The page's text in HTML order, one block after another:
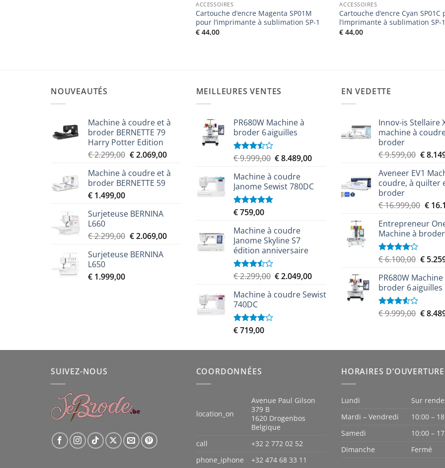
ACCESSOIRES
Cartouche d’encre Magenta SP01M
pour l’imprimante à sublimation SP-1
€ 44,00
ACCESSOIRES
Cartouche d’encre Cyan SP01C
l’imprimante à sublimation SP-
€ 44,00
NOUVEAUTÉS
Machine à coudre et à
broder BERNETTE 79
Harry Potter Edition
€2.299,00 Le
initial
était :
€2.069,00Le
actuel
€ 2.069,00.
Machine à coudre et à
broder BERNETTE 59
€ 1.499,00
Surjeteuse BERNINA
L660
€2.299,00 Le
initial
€2.069,00Le
Surjeteuse BERNINA
L650
€ 1.999,00
MEILLEURES VENTES
PR680W Machine à
broder 6 aiguilles
Note
5
€9.999,00 Le
initial
était :
€8.489,00Le
est :
€ 8.489,00.
Machine à coudre
Janome Sewist 780DC
Note5.00
€759,00
Machine à coudre
Janome Skyline S7
édition anniversaire
Note
5
€2.299,00 Le
initial
€2.049,00Le
actuel
Machine à coudre Sewist
740DC
Note
€719,00
EN VEDETTE
Innov-is Stellaire
machine à
broder
€9.599,00 Le
initial
était :
€
Aveneer EV1
coudre, à quilter
broder
€16.999,00 Le
initial
était :
€
Entrepreneur
Machine à broder
Note
5
€6.100,00 Le
initial
était :
€
PR680W Machine
broder 6 aiguilles
Note
€9.999,00 Le
€
SUIVEZ-NOUS COORDONNÉES
location_on
Avenue Paul Gilson
379 B
1620 Drogenbos
Belgique
call
+32 2 772 02 52
phone_iphone
+32 474 68 33 11
HORAIRES D’OUVERTURE
Lundi
Sur
Mardi – Vendredi
10:00 –
Samedi
10:00 –
Dimanche
Fermé